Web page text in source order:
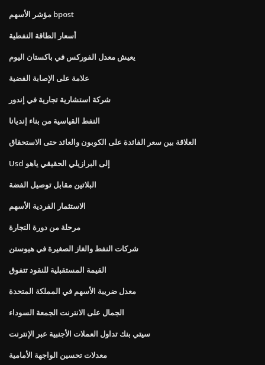
مؤشر الأسهم bpost
أسعار الطاقة النفطية
يعيش معدل الفوركس في باكستان اليوم
علامة على الإصابة الفضية
شركة استشارية تجارية في إندور
النفط القياسية من بناء إنديانا
العلاقة بين سعر الفائدة على الكوبون والعائد حتى الاستحقاق
Usd إلى البرازيلي الحقيقي ياهو
البلاتين مقابل توصيل الفضة
الاستثمار الفردية الأسهم
مرحلة من دورة التجارة
شركات النفط والغاز الصغيرة في هيوستن
القيمة المستقبلية للنقود تتفوق
معدل ضريبة الأسهم في المملكة المتحدة
الجمال على الانترنت الجمعة السوداء
سيتي بنك تداول العملات الأجنبية عبر الإنترنت
معدلات تحسين الواجهة الأمامية